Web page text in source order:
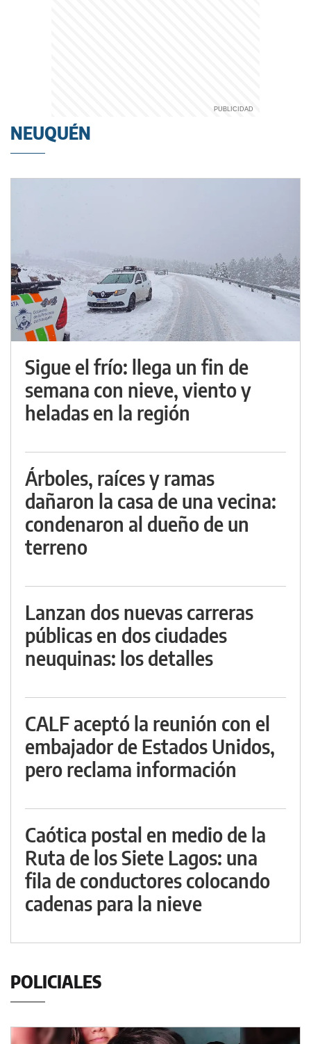
NEUQUÉN
Sigue el frío: llega un fin de
semana con nieve, viento y
heladas en la región
Árboles, raíces y ramas
dañaron la casa de una vecina:
condenaron al dueño de un
terreno
Lanzan dos nuevas carreras
públicas en dos ciudades
neuquinas: los detalles
CALF aceptó la reunión con el
embajador de Estados Unidos,
pero reclama información
Caótica postal en medio de la
Ruta de los Siete Lagos: una
fila de conductores colocando
cadenas para la nieve
POLICIALES